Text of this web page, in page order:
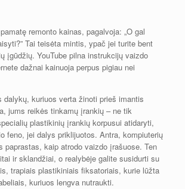
remonto kainas, pagalvoja: „O gal
Tai teisėta mintis, ypač jei turite bent
įgūdžių. YouTube pilna instrukcijų vaizdo
dažnai kainuoja perpus pigiau nei
dalykų, kuriuos verta žinoti prieš imantis
jums reikės tinkamų įrankių – ne tik
plastikinių įrankių korpusui atidaryti,
feno, jei dalys priklijuotos. Antra, kompiuterių
paprastas, kaip atrodo vaizdo įrašuose. Ten
ir sklandžiai, o realybėje galite susidurti su
trapiais plastikiniais fiksatoriais, kurie lūžta
kuriuos lengva nutraukti.